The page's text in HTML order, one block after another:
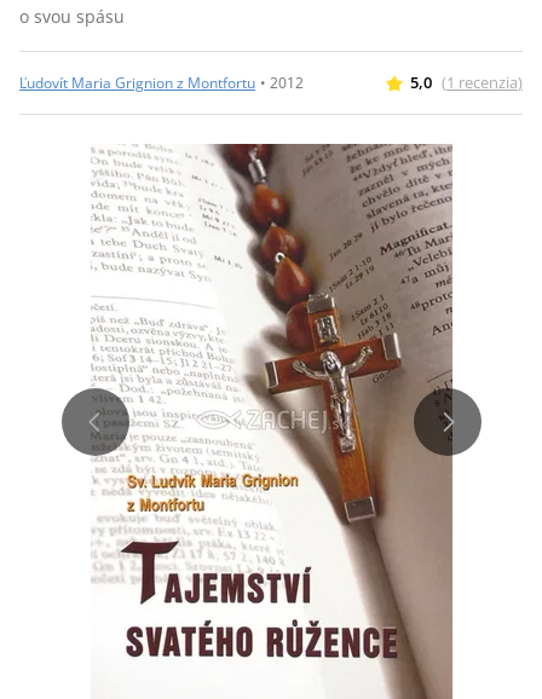
o svou spásu
Ľudovít Maria Grignion z Montfortu • 2012 5,0 (1 recenzia)